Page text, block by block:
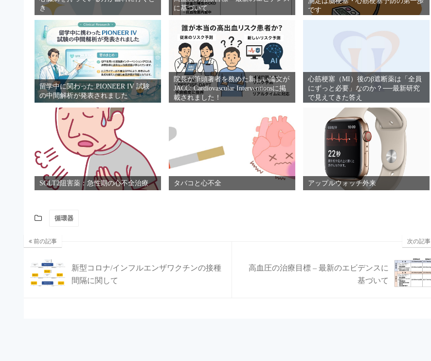
き
に基づいて
です
留学中に関わった PIONEER IV 試験
の中間解析が発表されました
院長が筆頭著者を務めた新しい論文が
JACC: Cardiovascular Interventionsに掲
載されました！
心筋梗塞（MI）後のβ遮断薬は「全員
にずっと必要」なのか？──最新研究
で見えてきた答え
SGLT2阻害薬：急性期の心不全治療 タバコと心不全 アップルウォッチ外来
循環器
前の記事
新型コロナ/インフルエンザワクチンの接種
間隔に関して
次の記事
高血圧の治療目標 – 最新のエビデンスに
基づいて